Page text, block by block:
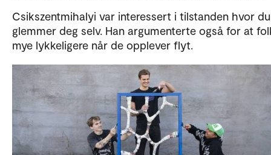
Csikszentmihalyi var interessert i tilstanden hvor du
glemmer deg selv. Han argumenterte også for at
mye lykkeligere når de opplever flyt.